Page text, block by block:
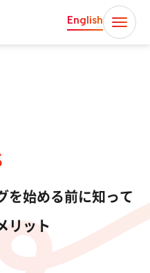
English
を始める前に知って
リット